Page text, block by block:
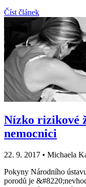
Číst článek
Nízko rizikové
nemocnici
22. 9. 2017 • Michaela
Pokyny Národního
porodů je